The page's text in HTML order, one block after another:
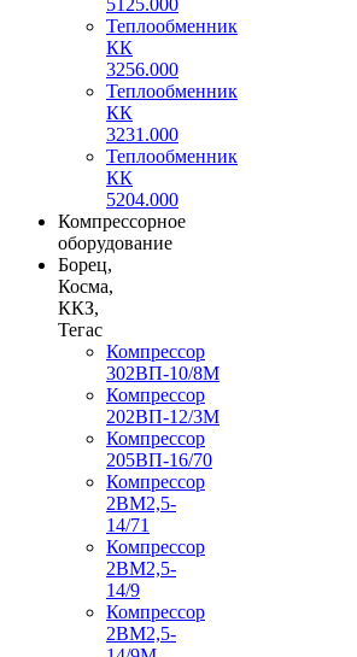
Теплообменник
КК
3256.000
Теплообменник
КК
3231.000
Теплообменник
КК
5204.000
Компрессорное
оборудование
Борец,
Косма,
ККЗ,
Тегас
Компрессор
302ВП-10/8М
Компрессор
202ВП-12/3М
Компрессор
205ВП-16/70
Компрессор
2ВМ2,5-
14/71
Компрессор
2ВМ2,5-
14/9
Компрессор
2ВМ2,5-